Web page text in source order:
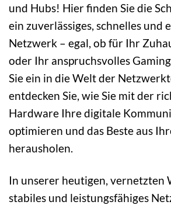
und Hubs! Hier finden Sie die
ein zuverlässiges, schnelles und
Netzwerk – egal, ob für Ihr
oder Ihr anspruchsvolles
Sie ein in die Welt der
entdecken Sie, wie Sie mit der
Hardware Ihre digitale
optimieren und das Beste aus
herausholen.
In unserer heutigen, vernetzten
stabiles und leistungsfähiges